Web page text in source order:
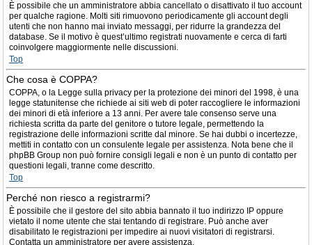
È possibile che un amministratore abbia cancellato o disattivato il tuo account
per qualche ragione. Molti siti rimuovono periodicamente gli account degli
utenti che non hanno mai inviato messaggi, per ridurre la grandezza del
database. Se il motivo è quest’ultimo registrati nuovamente e cerca di farti
coinvolgere maggiormente nelle discussioni.
Top
Che cosa è COPPA?
COPPA, o la Legge sulla privacy per la protezione dei minori del 1998, è una
legge statunitense che richiede ai siti web di poter raccogliere le informazioni
dei minori di età inferiore a 13 anni. Per avere tale consenso serve una
richiesta scritta da parte del genitore o tutore legale, permettendo la
registrazione delle informazioni scritte dal minore. Se hai dubbi o incertezze,
mettiti in contatto con un consulente legale per assistenza. Nota bene che il
phpBB Group non può fornire consigli legali e non è un punto di contatto per
questioni legali, tranne come descritto.
Top
Perché non riesco a registrarmi?
È possibile che il gestore del sito abbia bannato il tuo indirizzo IP oppure
vietato il nome utente che stai tentando di registrare. Può anche aver
disabilitato le registrazioni per impedire ai nuovi visitatori di registrarsi.
Contatta un amministratore per avere assistenza.